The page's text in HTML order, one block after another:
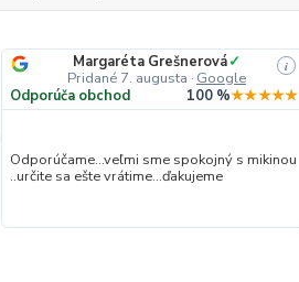
Margaréta Grešnerová✓
Pridané 7. augusta · Google
i
Odporúča obchod 100 %★★★★★
Odporúčame...veľmi sme spokojný s mikinou
..určite sa ešte vrátime...ďakujeme